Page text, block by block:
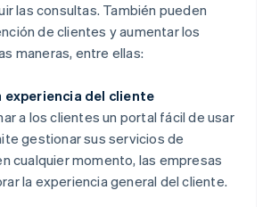
las consultas. También pueden
de clientes y aumentar los
maneras, entre ellas:
experiencia del cliente
a los clientes un portal fácil de usar
gestionar sus servicios de
cualquier momento, las empresas
la experiencia general del cliente.